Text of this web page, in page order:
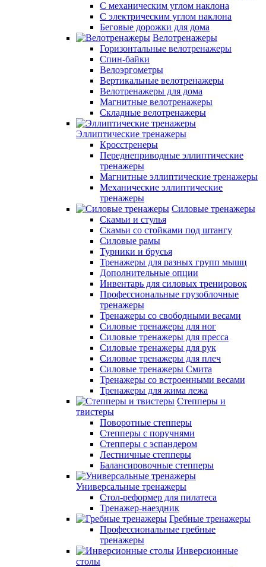
С механическим углом наклона
С электрическим углом наклона
Беговые дорожки для дома
Велотренажеры
Горизонтальные велотренажеры
Спин-байки
Велоэргометры
Вертикальные велотренажеры
Велотренажеры для дома
Магнитные велотренажеры
Складные велотренажеры
Эллиптические тренажеры
Кросстренеры
Переднеприводные эллиптические
тренажеры
Магнитные эллиптические тренажеры
Механические эллиптические
тренажеры
Силовые тренажеры
Скамьи и стулья
Скамьи со стойками под штангу
Силовые рамы
Турники и брусья
Тренажеры для разных групп мышц
Дополнительные опции
Инвентарь для силовых тренировок
Профессиональные грузоблочные
тренажеры
Тренажеры со свободными весами
Силовые тренажеры для ног
Силовые тренажеры для пресса
Силовые тренажеры для рук
Силовые тренажеры для плеч
Силовые тренажеры Смита
Тренажеры со встроенными весами
Тренажеры для жима лежа
Степперы и
твистеры
Поворотные степперы
Степперы с поручнями
Степперы с эспандером
Лестничные степперы
Балансировочные степперы
Универсальные тренажеры
Стол-реформер для пилатеса
Тренажер-наездник
Гребные тренажеры
Профессиональные гребные
тренажеры
Инверсионные
столы